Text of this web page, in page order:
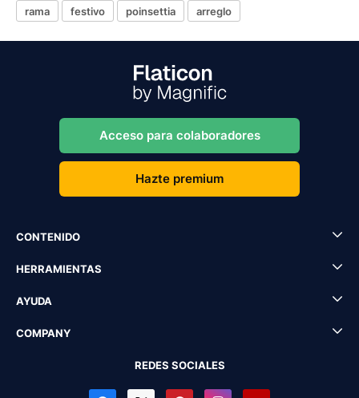
rama
festivo poinsettia arreglo
Acceso para colaboradores
Hazte premium
CONTENIDO
HERRAMIENTAS
AYUDA
COMPANY
REDES SOCIALES